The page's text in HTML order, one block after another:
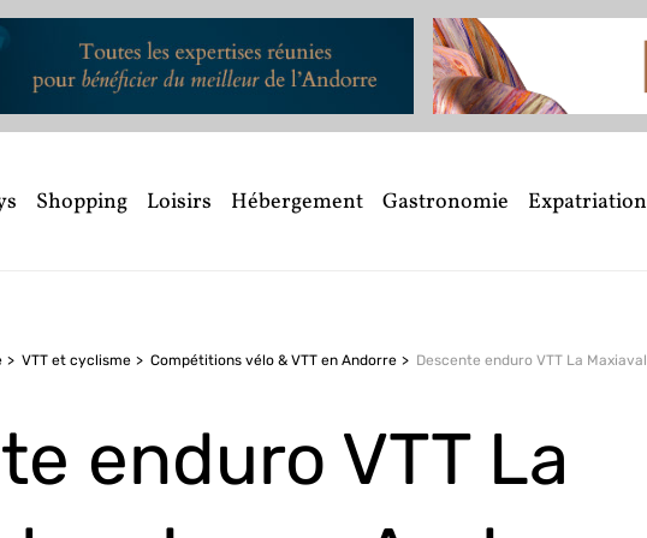
Shopping Loisirs Hébergement Gastronomie Expatriation
VTT et cyclisme Compétitions vélo & VTT en Andorre Descente enduro VTT La Maxiavalanche en Andorre
enduro VTT La